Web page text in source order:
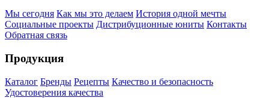
Мы сегодня Как мы это делаем История одной мечты
Социальные проекты Дистрибуционные юниты Контакты
Обратная связь
Продукция
Каталог Бренды Рецепты Качество и безопасность
Удостоверения качества